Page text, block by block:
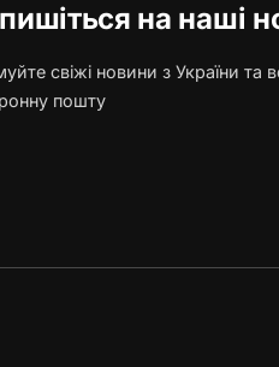
на наші
свіжі новини з України та
пошту